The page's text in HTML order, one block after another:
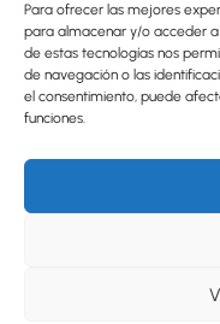
Para ofrecer las mejores
para almacenar y/o acceder a
de estas tecnologías nos
de navegación o las
el consentimiento, puede
funciones.
©